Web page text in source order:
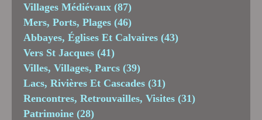
Villages Médiévaux (87)
Mers, Ports, Plages (46)
Abbayes, Églises Et Calvaires (43)
Vers St Jacques (41)
Villes, Villages, Parcs (39)
Lacs, Rivières Et Cascades (31)
Rencontres, Retrouvailles, Visites (31)
Patrimoine (28)